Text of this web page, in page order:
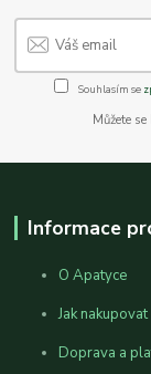
Souhlasím se
Můžete
Informace
O Apatyce
Jak nakupovat
Doprava a